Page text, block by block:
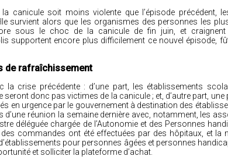
canicule soit moins violente que l’épisode précédent,
survient alors que les organismes des personnes les
sous le choc de la canicule de fin juin, et
supportent encore plus difficilement ce nouvel épisode,
de rafraîchissement
la crise précédente : d’une part, les établissements
donc pas victimes de la canicule ; et, d’autre part, une
en urgence par le gouvernement à destination des
d’une réunion la semaine dernière avec, notamment, les
déléguée chargée de l’Autonomie et des Personnes
commandes ont été effectuées par des hôpitaux, et la
pour personnes âgées et personnes
et solliciter la plateforme d’achat.